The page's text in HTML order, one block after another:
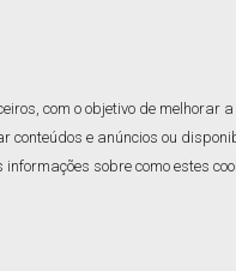
com o objetivo de melhorar
e anúncios ou
sobre como estes